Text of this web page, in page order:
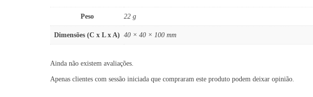
Peso 22 g
Dimensões (C x L x A) 40 × 40 × 100 mm
Ainda não existem avaliações.
Apenas clientes com sessão iniciada que compraram este produto podem deixar opinião.